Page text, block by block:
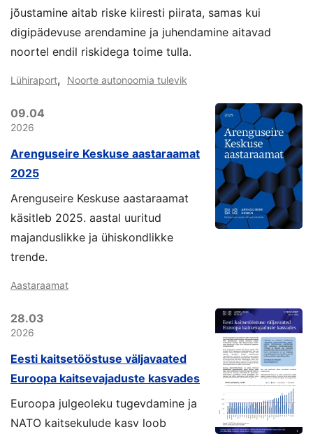
jõustamine aitab riske kiiresti piirata, samas kui
digipädevuse arendamine ja juhendamine aitavad
noortel endil riskidega toime tulla.
Lühiraport, Noorte autonoomia tulevik
09.04
2026
Arenguseire Keskuse aastaraamat
2025
Arenguseire Keskuse aastaraamat
käsitleb 2025. aastal uuritud
majanduslikke ja ühiskondlikke
trende.
Aastaraamat
28.03
2026
Eesti kaitsetööstuse väljavaated
Euroopa kaitsevajaduste kasvades
Euroopa julgeoleku tugevdamine ja
NATO kaitsekulude kasv loob